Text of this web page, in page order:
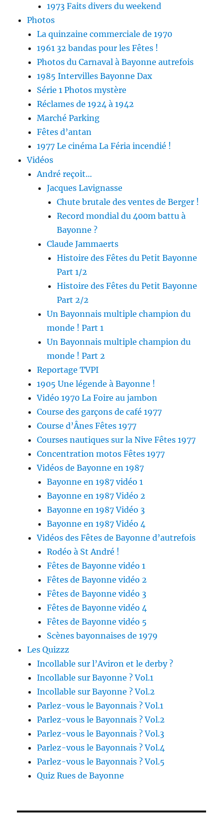
1973 Faits divers du weekend
Photos
La quinzaine commerciale de 1970
1961 32 bandas pour les Fêtes !
Photos du Carnaval à Bayonne autrefois
1985 Intervilles Bayonne Dax
Série 1 Photos mystère
Réclames de 1924 à 1942
Marché Parking
Fêtes d’antan
1977 Le cinéma La Féria incendié !
Vidéos
André reçoit…
Jacques Lavignasse
Chute brutale des ventes de Berger !
Record mondial du 400m battu à
Bayonne ?
Claude Jammaerts
Histoire des Fêtes du Petit Bayonne
Part 1/2
Histoire des Fêtes du Petit Bayonne
Part 2/2
Un Bayonnais multiple champion du
monde ! Part 1
Un Bayonnais multiple champion du
monde ! Part 2
Reportage TVPI
1905 Une légende à Bayonne !
Vidéo 1970 La Foire au jambon
Course des garçons de café 1977
Course d’Ânes Fêtes 1977
Courses nautiques sur la Nive Fêtes 1977
Concentration motos Fêtes 1977
Vidéos de Bayonne en 1987
Bayonne en 1987 vidéo 1
Bayonne en 1987 Vidéo 2
Bayonne en 1987 Vidéo 3
Bayonne en 1987 Vidéo 4
Vidéos des Fêtes de Bayonne d’autrefois
Rodéo à St André !
Fêtes de Bayonne vidéo 1
Fêtes de Bayonne vidéo 2
Fêtes de Bayonne vidéo 3
Fêtes de Bayonne vidéo 4
Fêtes de Bayonne vidéo 5
Scènes bayonnaises de 1979
Les Quizzz
Incollable sur l’Aviron et le derby ?
Incollable sur Bayonne ? Vol.1
Incollable sur Bayonne ? Vol.2
Parlez-vous le Bayonnais ? Vol.1
Parlez-vous le Bayonnais ? Vol.2
Parlez-vous le Bayonnais ? Vol.3
Parlez-vous le Bayonnais ? Vol.4
Parlez-vous le Bayonnais ? Vol.5
Quiz Rues de Bayonne